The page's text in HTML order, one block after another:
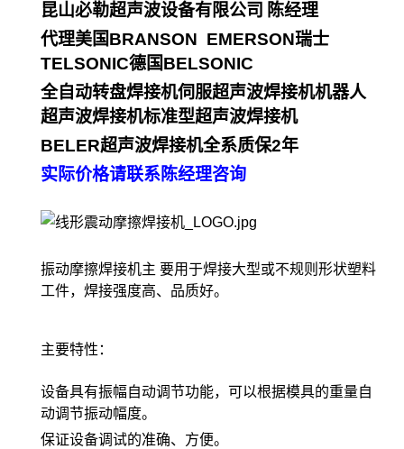
昆山必勒超声波设备有限公司 陈经理
代理美国BRANSON EMERSON瑞士
TELSONIC德国BELSONIC
全自动转盘焊接机伺服超声波焊接机机器人
超声波焊接机标准型超声波焊接机
BELER超声波焊接机全系质保2年
实际价格请联系陈经理咨询
振动摩擦焊接机主 要用于焊接大型或不规则形状塑料
工件，焊接强度高、品质好。
主要特性：
设备具有振幅自动调节功能，可以根据模具的重量自
动调节振动幅度。
保证设备调试的准确、方便。